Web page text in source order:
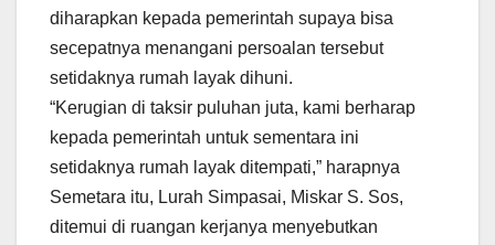
diharapkan kepada pemerintah supaya bisa
secepatnya menangani persoalan tersebut
setidaknya rumah layak dihuni.
“Kerugian di taksir puluhan juta, kami berharap
kepada pemerintah untuk sementara ini
setidaknya rumah layak ditempati,” harapnya
Semetara itu, Lurah Simpasai, Miskar S. Sos,
ditemui di ruangan kerjanya menyebutkan